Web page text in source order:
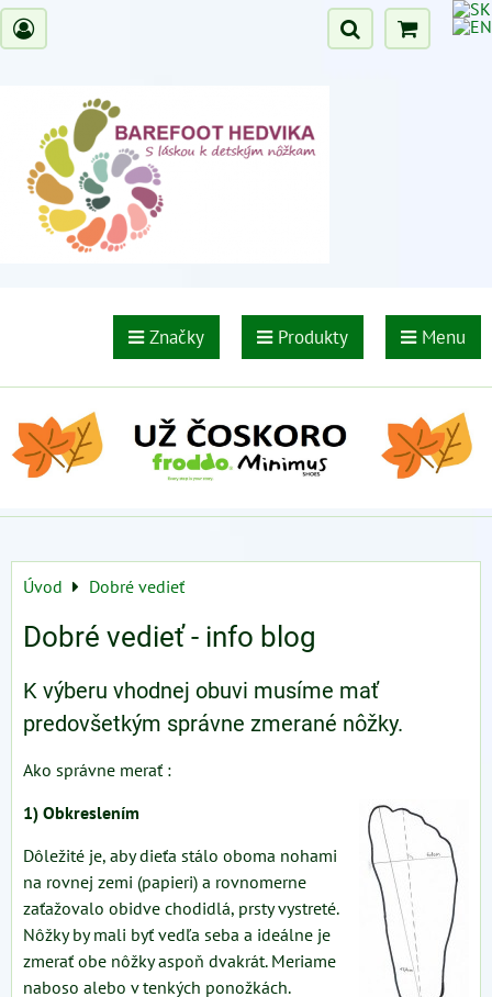
Značky Produkty Menu
Úvod Dobré vedieť
Dobré vedieť - info blog
K výberu vhodnej obuvi musíme mať
predovšetkým správne zmerané nôžky.
Ako správne merať :
1) Obkreslením
Dôležité je, aby dieťa stálo oboma nohami
na rovnej zemi (papieri) a rovnomerne
zaťažovalo obidve chodidlá, prsty vystreté.
Nôžky by mali byť vedľa seba a ideálne je
zmerať obe nôžky aspoň dvakrát. Meriame
naboso alebo v tenkých ponožkách.